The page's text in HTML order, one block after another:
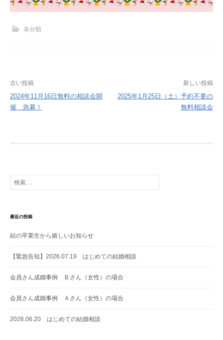
未分類
投
稿
ナ
ョ
ン
古い投稿
2024年11月16日無料の相談会開
催 急募！
新しい投稿
2025年1月25日（土）予約不要の
無料相談会
検
索:
最近の投稿
結の卒業生から嬉しいお知らせ
【緊急告知】2026.07.19 はじめての結婚相談
会員さん成婚事例 Ｂさん（女性）の場合
会員さん成婚事例 Ａさん（女性）の場合
2026.06.20 はじめての結婚相談